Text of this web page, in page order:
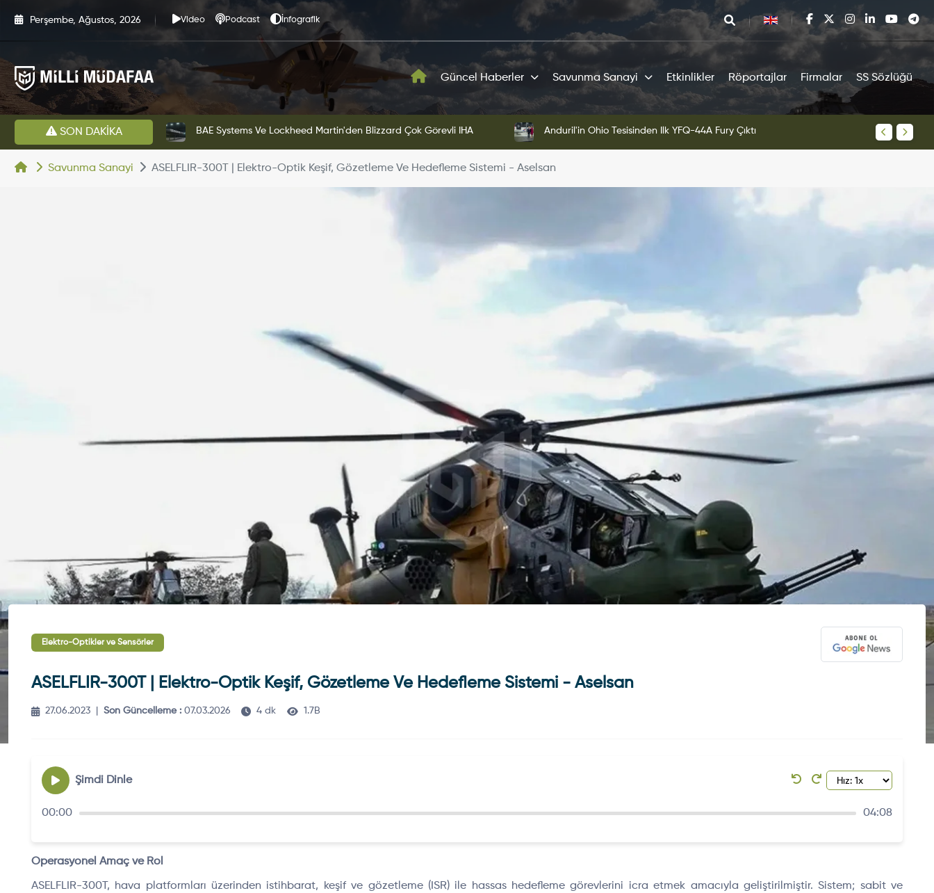
Perşembe, Ağustos, 2026 Video Podcast İnfografik
Güncel Haberler Savunma Sanayi Etkinlikler Röportajlar Firmalar SS Sözlüğü
SON DAKİKA
Başarıyla Tamamladı BAE Systems Ve Lockheed Martin'den Blizzard Çok Görevli İHA Anduril'in Ohio Tesisinden İlk YFQ-44A Fury Çıktı
Savunma Sanayi ASELFLIR-300T | Elektro-Optik Keşif, Gözetleme Ve Hedefleme Sistemi - Aselsan
Elektro-Optikler ve Sensörler
ASELFLIR-300T | Elektro-Optik Keşif, Gözetleme Ve Hedefleme Sistemi - Aselsan
27.06.2023 Son Güncelleme : 07.03.2026 4 dk 1.7B
Şimdi Dinle
00:00 04:08
Operasyonel Amaç ve Rol
ASELFLIR-300T, hava platformları üzerinden istihbarat, keşif ve gözetleme (ISR) ile hassas hedefleme görevlerini icra etmek amacıyla geliştirilmiştir. Sistem; sabit ve